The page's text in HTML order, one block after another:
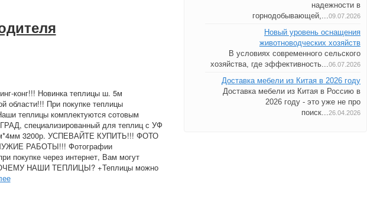
конг!!! Новинка теплицы ш. 5м
области!!! При покупке теплицы
теплицы комплектуются сотовым
специализированный для теплиц с УФ
3200р. УСПЕВАЙТЕ КУПИТЬ!!! ФОТО
РАБОТЫ!!! Фотографии
покупке через интернет, Вам могут
ПОЧЕМУ НАШИ ТЕПЛИЦЫ? +Теплицы можно
надежности в
горнодобывающей,...09.07.2026
Новый уровень оснащения
животноводческих хозяйств
В условиях современного сельского
хозяйства, где эффективность...06.07.2026
Доставка мебели из Китая в 2026 году
Доставка мебели из Китая в Россию в
2026 году - это уже не про
поиск...26.04.2026